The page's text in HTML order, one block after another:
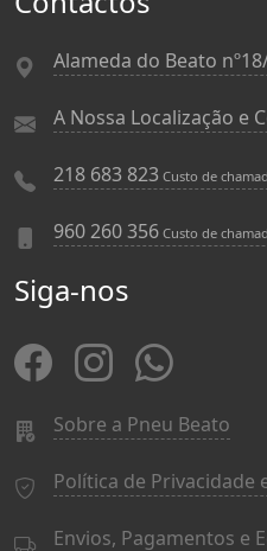
Alameda do Beato
A Nossa Localização e
218 683 823 Custo de
960 260 356 Custo de
Siga-nos
Sobre a Pneu Beato
Política de Privacidade
Envios, Pagamentos e